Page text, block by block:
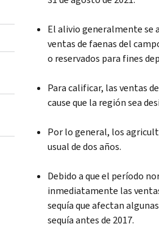
El alivio generalmente se
ventas de faenas del
o reservados para fines
Para calificar, las ventas
cause que la región sea
Por lo general, los
usual de dos años.
Debido a que el período
inmediatamente las
sequía que afectan
sequía antes de 2017.